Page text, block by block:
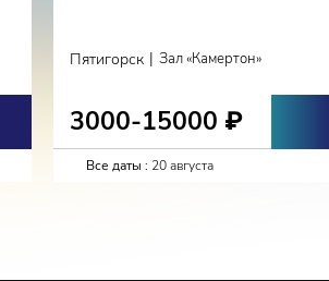
Пятигорск | Зал «Камертон»
3000-15000 ₽
Все даты : 20 августа